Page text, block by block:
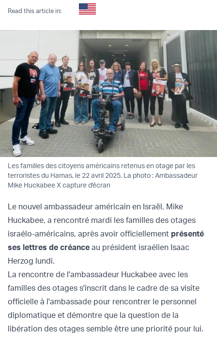
Read this article in:
Les familles des citoyens américains retenus en otage par les
terroristes du Hamas, le 22 avril 2025. La photo : Ambassadeur
Mike Huckabee X capture d'écran
Le nouvel ambassadeur américain en Israël, Mike
Huckabee, a rencontré mardi les familles des otages
israélo-américains, après avoir officiellement présenté
ses lettres de créance au président israélien Isaac
Herzog lundi.
La rencontre de l'ambassadeur Huckabee avec les
familles des otages s'inscrit dans le cadre de sa visite
officielle à l'ambassade pour rencontrer le personnel
diplomatique et démontre que la question de la
libération des otages semble être une priorité pour lui.